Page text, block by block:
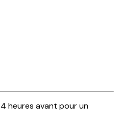
heures avant pour un